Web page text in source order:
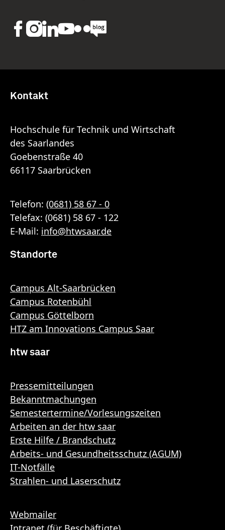
Kontakt
Hochschule für Technik und Wirtschaft
des Saarlandes
Goebenstraße 40
66117 Saarbrücken
Telefon: (0681) 58 67 - 0
Telefax: (0681) 58 67 - 122
E-Mail: info@htwsaar.de
Standorte
Campus Alt-Saarbrücken
Campus Rotenbühl
Campus Göttelborn
HTZ am Innovations Campus Saar
htw saar
Pressemitteilungen
Bekanntmachungen
Semestertermine/Vorlesungszeiten
Arbeiten an der htw saar
Erste Hilfe / Brandschutz
Arbeits- und Gesundheitsschutz (AGUM)
IT-Notfälle
Strahlen- und Laserschutz
Webmailer